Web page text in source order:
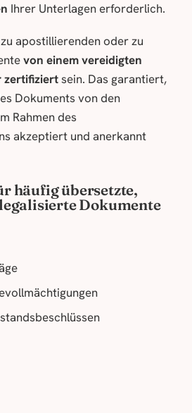
Ihrer Unterlagen erforderlich.
apostillierenden oder zu
von einem vereidigten
zertifiziertsein. Das garantiert,
Dokuments von den
Rahmen des
akzeptiert und anerkannt
häufig übersetzte,
Dokumente